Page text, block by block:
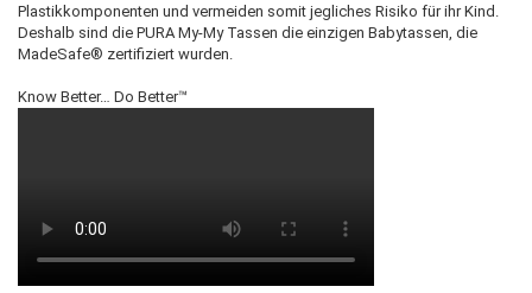
Plastikkomponenten und vermeiden somit jegliches Risiko für ihr Kind.
Deshalb sind die PURA My-My Tassen die einzigen Babytassen, die
MadeSafe® zertifiziert wurden.
Know Better… Do Better™